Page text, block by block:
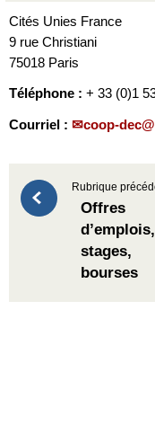
Cités Unies France
9 rue Christiani
75018 Paris
Téléphone : + 33 (0)1
Courriel : coop-
Rubrique
Offres
d’emplois,
stages,
bourses